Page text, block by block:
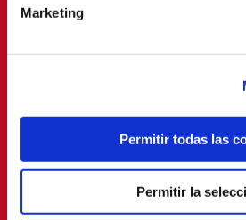
Marketing
Permitir todas las
Permitir la